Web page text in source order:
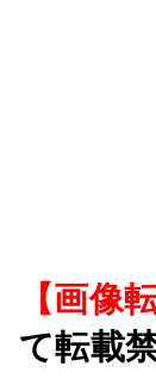
【画像
て転載